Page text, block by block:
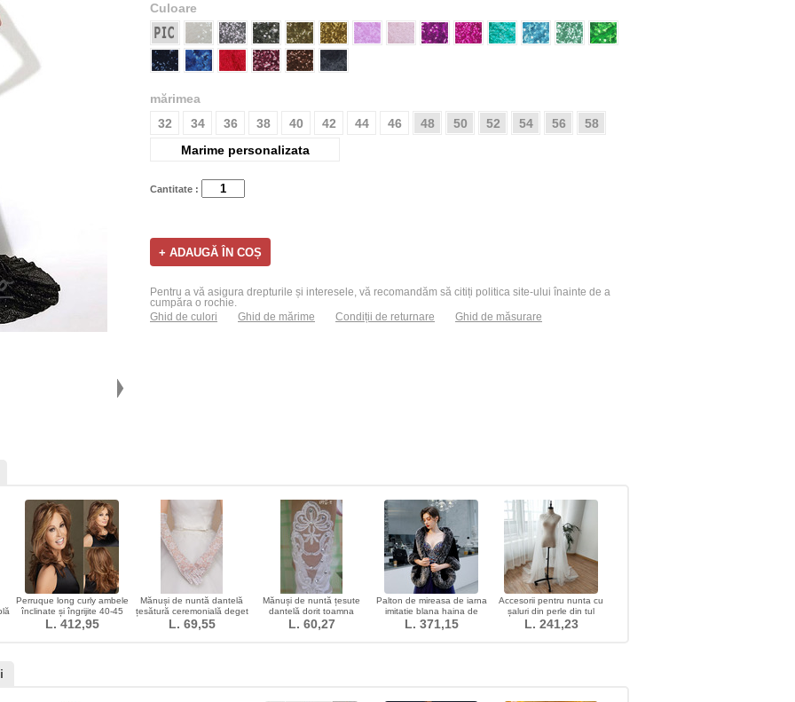
Culoare
mărimea
32
34 36 38 40 42 44 46 48 50 52 54 56
58
Marime personalizata
Cantitate :
Pentru a vă asigura drepturile și interesele, vă recomandăm să citiți politica site-ului înainte de a
cumpăra o rochie.
Ghid de culori
Ghid de mărime Condiții de returnare Ghid de măsurare
Perruque long curly ambele
înclinate și îngrijite 40-45
cm material kanekalon
L. 412,95
Mănuși de nuntă dantelă
țesătură ceremonială deget
plin
L. 69,55
Mănuși de nuntă țesute
dantelă dorit toamna
translucid
L. 60,27
Palton de mireasa de iarna
imitatie blana haina de
mireasa calda cu șal cald
L. 371,15
Accesorii pentru nunta cu
șaluri din perle din tul
L. 241,23